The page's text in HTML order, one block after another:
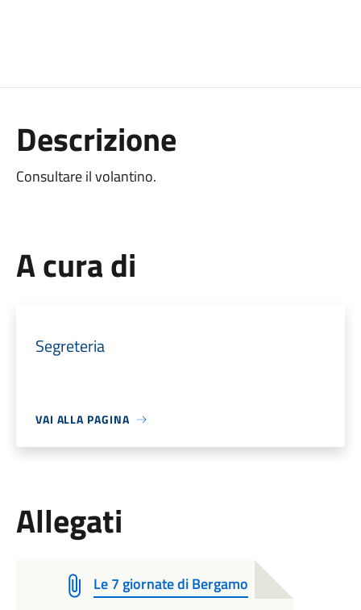
Descrizione
Consultare il volantino.
A cura di
Segreteria
VAI ALLA PAGINA
Allegati
Le 7 giornate di Bergamo